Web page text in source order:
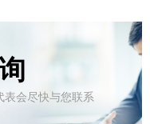
表会尽快与您联系